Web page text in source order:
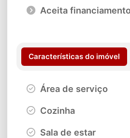
Aceita
Características do imóvel
Área de serviço
Cozinha
Sala de estar